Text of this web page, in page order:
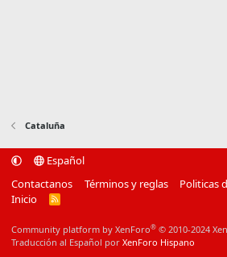
Cataluña
Español
Contactanos
Términos y reglas Politicas
Inicio
R
Community platform by XenForo® © 2010-2024
Traducción al Español por XenForo Hispano